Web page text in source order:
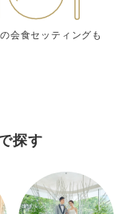
会食セッティングも
探す